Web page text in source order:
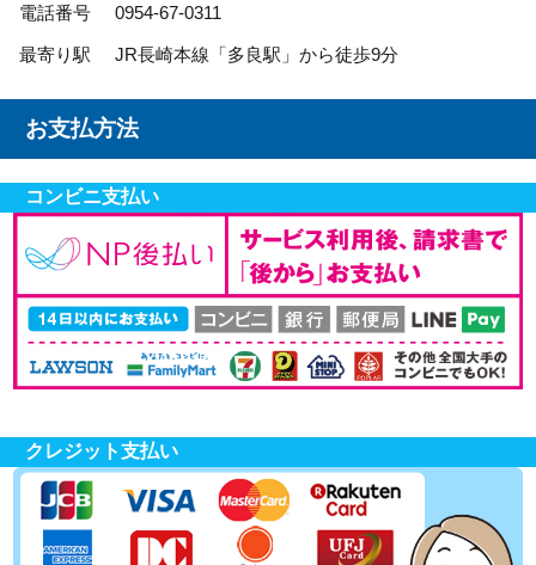
電話番号 0954-67-0311
最寄り駅 JR長崎本線「多良駅」から徒歩9分
お支払方法
コンビニ支払い
クレジット支払い